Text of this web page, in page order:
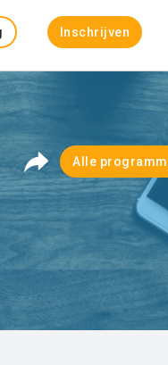
Inschrijven
Alle